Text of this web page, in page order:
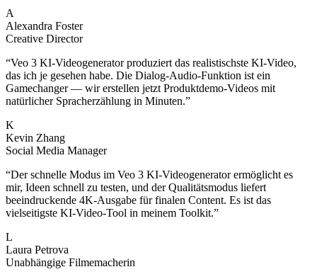
A
Alexandra Foster
Creative Director
“Veo 3 KI-Videogenerator produziert das realistischste KI-Video,
das ich je gesehen habe. Die Dialog-Audio-Funktion ist ein
Gamechanger — wir erstellen jetzt Produktdemo-Videos mit
natürlicher Spracherzählung in Minuten.”
K
Kevin Zhang
Social Media Manager
“Der schnelle Modus im Veo 3 KI-Videogenerator ermöglicht es
mir, Ideen schnell zu testen, und der Qualitätsmodus liefert
beeindruckende 4K-Ausgabe für finalen Content. Es ist das
vielseitigste KI-Video-Tool in meinem Toolkit.”
L
Laura Petrova
Unabhängige Filmemacherin